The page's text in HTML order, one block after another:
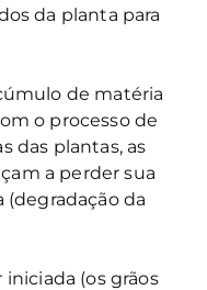
da planta para
de matéria
o processo de
das plantas, as
a perder sua
(degradação da
(os grãos